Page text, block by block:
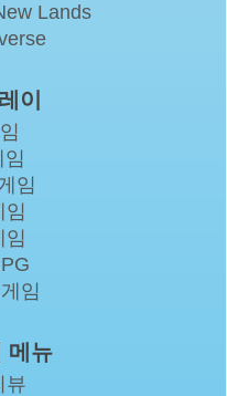
Lands
이
임
임
임
임
메뉴
뷰